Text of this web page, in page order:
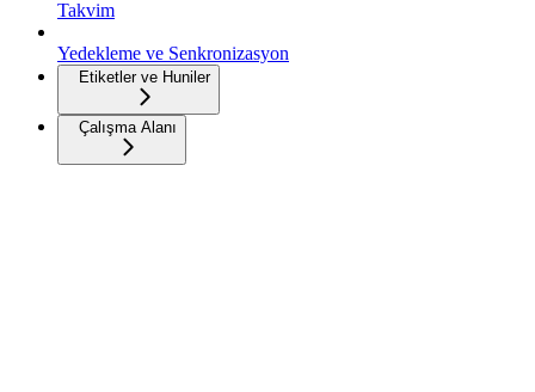
Takvim
Yedekleme ve Senkronizasyon
Etiketler ve Huniler
Çalışma Alanı